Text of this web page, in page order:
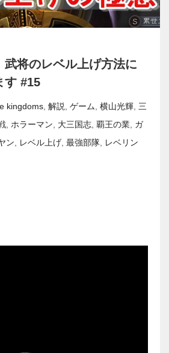
武将のレベル上げ方法に
す #15
kingdoms 解説 ゲーム 横山光輝 三
ホラーマン 大三国志 覇王の業 ガ
ン レベル上げ 最強部隊
レベリン